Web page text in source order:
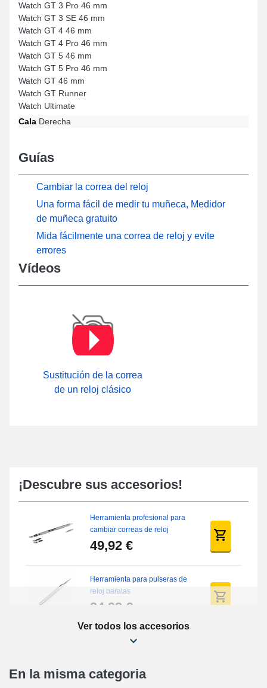
Watch GT 3 Pro 46 mm
Watch GT 3 SE 46 mm
Watch GT 4 46 mm
Watch GT 4 Pro 46 mm
Watch GT 5 46 mm
Watch GT 5 Pro 46 mm
Watch GT 46 mm
Watch GT Runner
Watch Ultimate
Cala Derecha
Guías
Cambiar la correa del reloj
Una forma fácil de medir tu muñeca, Medidor
de muñeca gratuito
Mida fácilmente una correa de reloj y evite
errores
Vídeos
Sustitución de la correa
de un reloj clásico
¡Descubre sus accesorios!
Herramienta profesional para
cambiar correas de reloj
49,92 €
Herramienta para pulseras de
reloj baratas
34,92 €
Kit de reparación de relojes
16,90 €
Ver todos los accesorios
En la misma categoria